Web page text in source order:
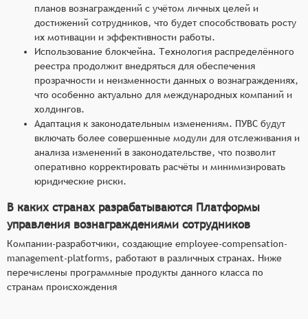
планов вознаграждений с учётом личных целей и
достижений сотрудников, что будет способствовать росту
их мотивации и эффективности работы.
Использование блокчейна. Технология распределённого
реестра продолжит внедряться для обеспечения
прозрачности и неизменности данных о вознаграждениях,
что особенно актуально для международных компаний и
холдингов.
Адаптация к законодательным изменениям. ПУВС будут
включать более совершенные модули для отслеживания и
анализа изменений в законодательстве, что позволит
оперативно корректировать расчёты и минимизировать
юридические риски.
В каких странах разрабатываются Платформы
управления вознаграждениями сотрудников
Компании-разработчики, создающие employee-compensation-
management-platforms, работают в различных странах. Ниже
перечислены программные продукты данного класса по
странам происхождения